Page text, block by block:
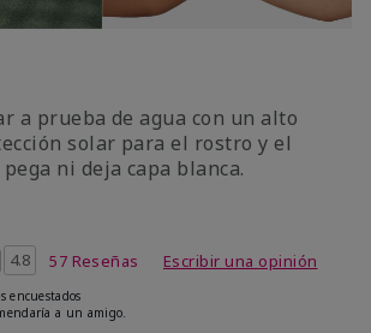
a prueba de agua con un alto
solar para el rostro y el
ni deja capa blanca.
de 4,2 de 5
4.8 57 Reseñas Escribir una opinión
encuestados
a un amigo.